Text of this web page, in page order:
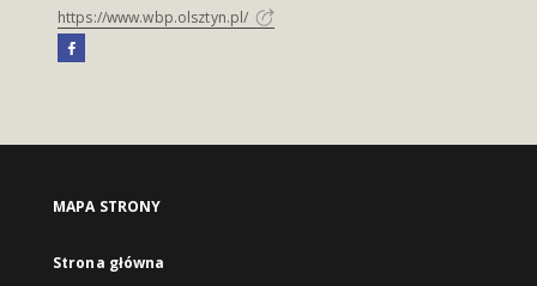
https://www.wbp.olsztyn.pl/
MAPA STRONY
Strona główna